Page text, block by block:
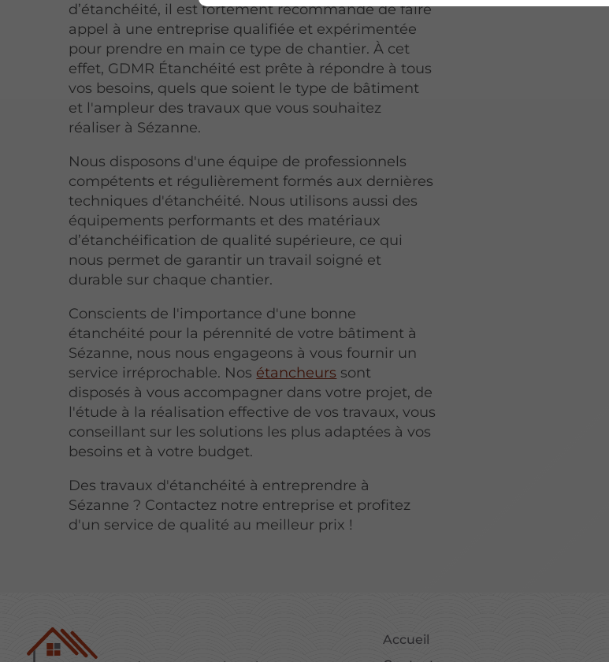
d’étanchéité, il est fortement recommandé de faire
appel à une entreprise qualifiée et expérimentée
pour prendre en main ce type de chantier. À cet
effet, GDMR Étanchéité est prête à répondre à tous
vos besoins, quels que soient le type de bâtiment
et l'ampleur des travaux que vous souhaitez
réaliser à Sézanne.
Nous disposons d'une équipe de professionnels
compétents et régulièrement formés aux dernières
techniques d'étanchéité. Nous utilisons aussi des
équipements performants et des matériaux
d’étanchéification de qualité supérieure, ce qui
nous permet de garantir un travail soigné et
durable sur chaque chantier.
Conscients de l'importance d'une bonne
étanchéité pour la pérennité de votre bâtiment à
Sézanne, nous nous engageons à vous fournir un
service irréprochable. Nos étancheurs sont
disposés à vous accompagner dans votre projet, de
l'étude à la réalisation effective de vos travaux, vous
conseillant sur les solutions les plus adaptées à vos
besoins et à votre budget.
Des travaux d'étanchéité à entreprendre à
Sézanne ? Contactez notre entreprise et profitez
d'un service de qualité au meilleur prix !
Accueil